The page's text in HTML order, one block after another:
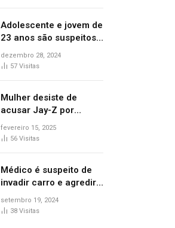
Grammy 2025
Adolescente e jovem de
23 anos são suspeitos
de vender drogas
próximo de delegacia e
dezembro 28, 2024
57 Visitas
Mulher desiste de
acusar Jay-Z por
estupro, diz revista
fevereiro 15, 2025
56 Visitas
Médico é suspeito de
invadir carro e agredir
delegado aposentado
durante confusão no
setembro 19, 2024
38 Visitas